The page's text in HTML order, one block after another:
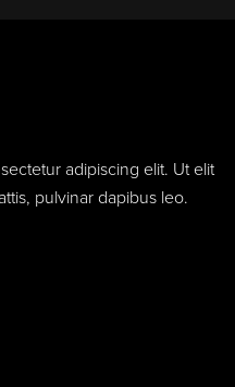
adipiscing elit. Ut elit
pulvinar dapibus leo.